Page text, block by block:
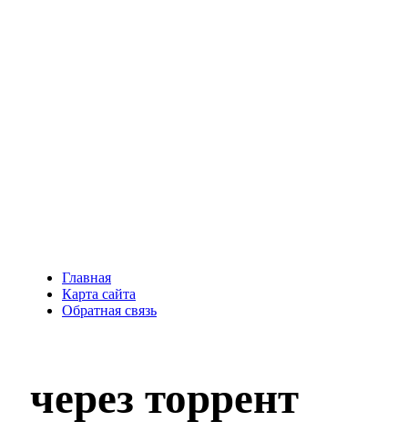
Главная
Карта сайта
Обратная связь
через торрент